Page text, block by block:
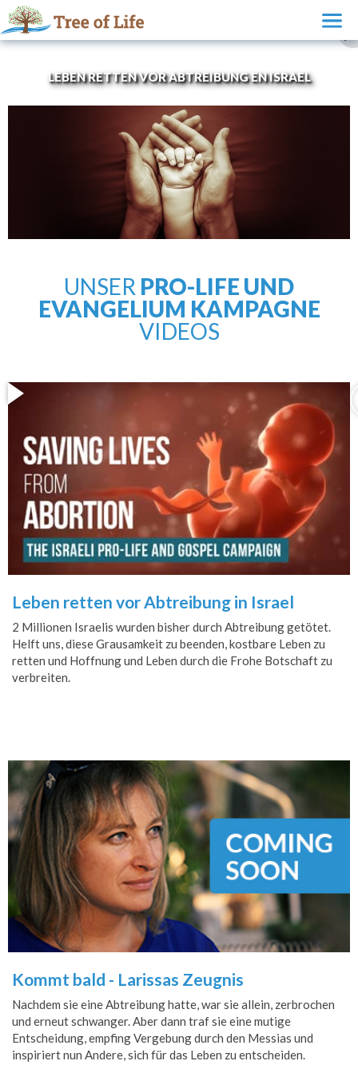
LEBEN RETTEN VOR ABTREIBUNG EN ISRAEL
UNSER PRO-LIFE UND
EVANGELIUM KAMPAGNE
VIDEOS
Leben retten vor Abtreibung in Israel
2 Millionen Israelis wurden bisher durch Abtreibung getötet.
Helft uns, diese Grausamkeit zu beenden, kostbare Leben zu
retten und Hoffnung und Leben durch die Frohe Botschaft zu
verbreiten.
Kommt bald - Larissas Zeugnis
Nachdem sie eine Abtreibung hatte, war sie allein, zerbrochen
und erneut schwanger. Aber dann traf sie eine mutige
Entscheidung, empfing Vergebung durch den Messias und
inspiriert nun Andere, sich für das Leben zu entscheiden.